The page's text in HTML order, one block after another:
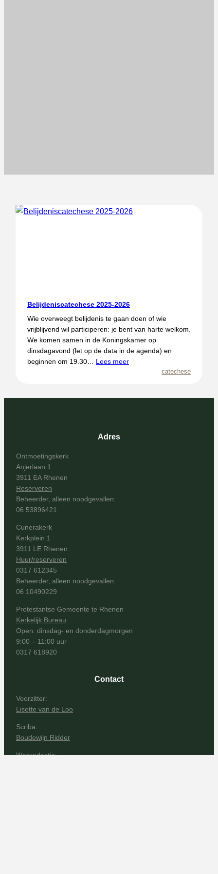
Belijdeniscatechese 2025-2026
Wie overweegt belijdenis te gaan doen of wie
vrijblijvend wil participeren: je bent van harte welkom.
We komen samen in de Koningskamer op
dinsdagavond (let op de data in de agenda) en
beginnen om 19.30… Lees meer
catechese
Adres
Ontmoetingskerk
Anjerlaan 1
3911 EA Rhenen
Reserveren
Beheerder, alleen noodgevallen:
06 53896421
Cunerakerk
Kerkplein 1
3911 LE Rhenen
Huur/reserveren
0317 612345
Beheerder, alleen noodgevallen:
06 10490229
Protestantse Gemeente te Rhenen
Kerkelijk Bureau
Open: dinsdag- en donderdagmorgen
9:00 – 11:00 uur
0317 618920
Contact
Voorzitter:
Lisette van de Loo
Scriba:
Boudewijn Ridder
Webredactie: